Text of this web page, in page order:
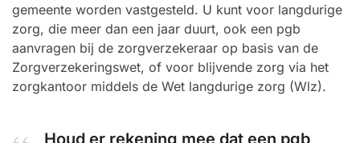
gemeente worden vastgesteld. U kunt voor langdurige
zorg, die meer dan een jaar duurt, ook een pgb
aanvragen bij de zorgverzekeraar op basis van de
Zorgverzekeringswet, of voor blijvende zorg via het
zorgkantoor middels de Wet langdurige zorg (Wlz).